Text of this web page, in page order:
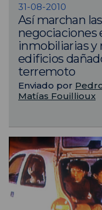
31-08-2010
Así marchan las
negociaciones
inmobiliarias y
edificios
terremoto
Enviado por
Matías Fouillioux